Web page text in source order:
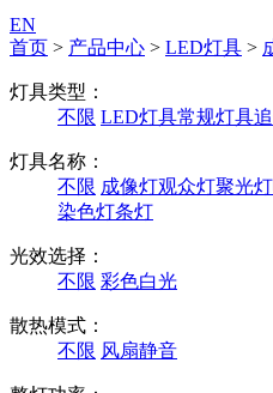
EN
首页 > 产品中心 > LED灯具 >
灯具类型：
不限 LED灯具常规灯具
灯具名称：
不限 成像灯观众灯聚光灯
染色灯条灯
光效选择：
不限 彩色白光
散热模式：
不限 风扇静音